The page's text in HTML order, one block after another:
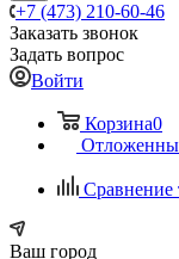
+7 (473) 210-60-46
Заказать звонок
Задать вопрос
Войти
Корзина0
Сравнение
Ваш город